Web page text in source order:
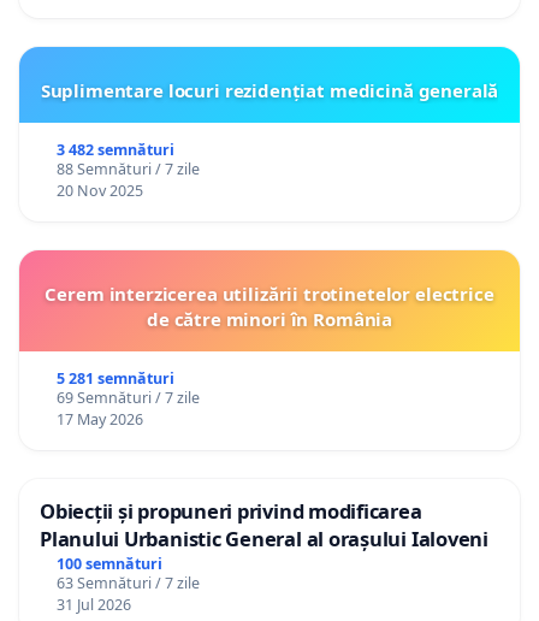
Suplimentare locuri rezidențiat medicină generală
3 482 semnături
88 Semnături / 7 zile
20 Nov 2025
Cerem interzicerea utilizării trotinetelor electrice
de către minori în România
5 281 semnături
69 Semnături / 7 zile
17 May 2026
Obiecții și propuneri privind modificarea
Planului Urbanistic General al orașului Ialoveni
100 semnături
63 Semnături / 7 zile
31 Jul 2026